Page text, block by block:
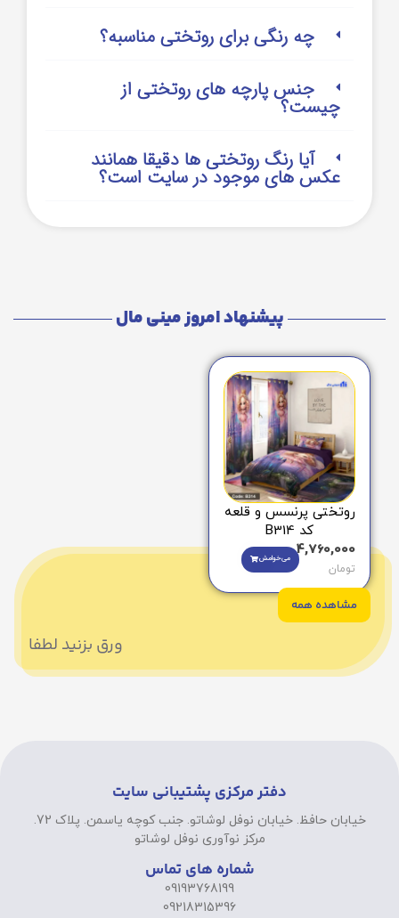
چه رنگی برای روتختی مناسبه؟
جنس پارچه های روتختی از
چیست؟
آیا رنگ روتختی ها دقیقا همانند
عکس های موجود در سایت است؟
پیشنهاد امروز مینی مال
روتختی پرنسس و قلعه
کد B314
4,760,000
تومان
می‌خوامش
مشاهده همه
ورق بزنید لطفا
دفتر مرکزی پشتیبانی سایت
خیابان حافظ. خیابان نوفل لوشاتو. جنب کوچه یاسمن. پلاک 72.
مرکز نوآوری نوفل لوشاتو
شماره های تماس
09193768199
09218315396